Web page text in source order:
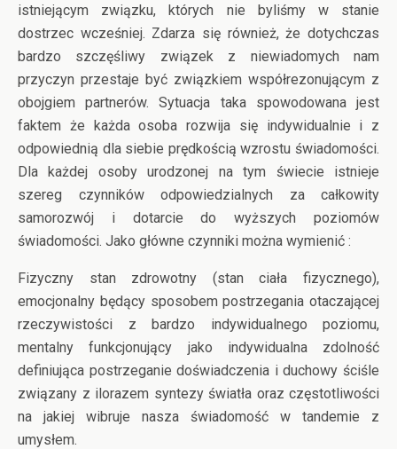
istniejącym związku, których nie byliśmy w stanie
dostrzec wcześniej. Zdarza się również, że dotychczas
bardzo szczęśliwy związek z niewiadomych nam
przyczyn przestaje być związkiem współrezonującym z
obojgiem partnerów. Sytuacja taka spowodowana jest
faktem że każda osoba rozwija się indywidualnie i z
odpowiednią dla siebie prędkością wzrostu świadomości.
Dla każdej osoby urodzonej na tym świecie istnieje
szereg czynników odpowiedzialnych za całkowity
samorozwój i dotarcie do wyższych poziomów
świadomości. Jako główne czynniki można wymienić :
Fizyczny stan zdrowotny (stan ciała fizycznego),
emocjonalny będący sposobem postrzegania otaczającej
rzeczywistości z bardzo indywidualnego poziomu,
mentalny funkcjonujący jako indywidualna zdolność
definiująca postrzeganie doświadczenia i duchowy ściśle
związany z ilorazem syntezy światła oraz częstotliwości
na jakiej wibruje nasza świadomość w tandemie z
umysłem.